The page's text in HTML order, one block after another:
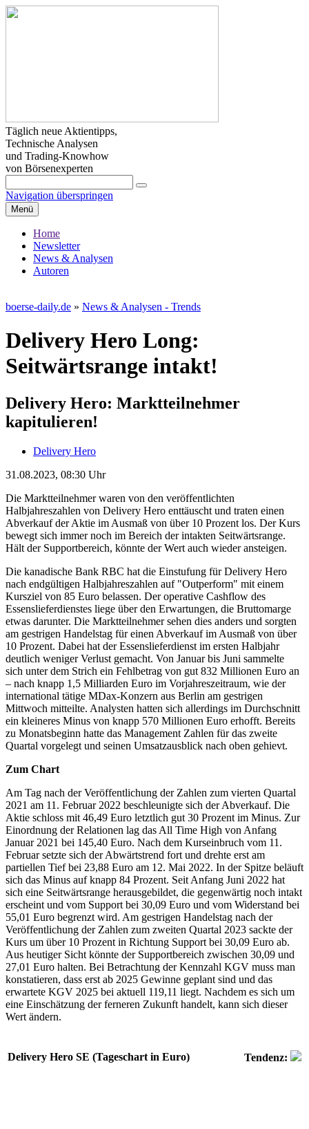
Täglich neue Aktientipps,
Technische Analysen
und Trading-Knowhow
von Börsenexperten
Navigation überspringen
Menü
Home
Newsletter
News & Analysen
Autoren
boerse-daily.de » News & Analysen - Trends
Delivery Hero Long:
Seitwärtsrange intakt!
Delivery Hero: Marktteilnehmer
kapitulieren!
Delivery Hero
31.08.2023, 08:30 Uhr
Die Marktteilnehmer waren von den veröffentlichten
Halbjahreszahlen von Delivery Hero enttäuscht und traten einen
Abverkauf der Aktie im Ausmaß von über 10 Prozent los. Der Kurs
bewegt sich immer noch im Bereich der intakten Seitwärtsrange.
Hält der Supportbereich, könnte der Wert auch wieder ansteigen.
Die kanadische Bank RBC hat die Einstufung für Delivery Hero
nach endgültigen Halbjahreszahlen auf "Outperform" mit einem
Kursziel von 85 Euro belassen. Der operative Cashflow des
Essenslieferdienstes liege über den Erwartungen, die Bruttomarge
etwas darunter. Die Marktteilnehmer sehen dies anders und sorgten
am gestrigen Handelstag für einen Abverkauf im Ausmaß von über
10 Prozent. Dabei hat der Essenslieferdienst im ersten Halbjahr
deutlich weniger Verlust gemacht. Von Januar bis Juni sammelte
sich unter dem Strich ein Fehlbetrag von gut 832 Millionen Euro an
– nach knapp 1,5 Milliarden Euro im Vorjahreszeitraum, wie der
international tätige MDax-Konzern aus Berlin am gestrigen
Mittwoch mitteilte. Analysten hatten sich allerdings im Durchschnitt
ein kleineres Minus von knapp 570 Millionen Euro erhofft. Bereits
zu Monatsbeginn hatte das Management Zahlen für das zweite
Quartal vorgelegt und seinen Umsatzausblick nach oben gehievt.
Zum Chart
Am Tag nach der Veröffentlichung der Zahlen zum vierten Quartal
2021 am 11. Februar 2022 beschleunigte sich der Abverkauf. Die
Aktie schloss mit 46,49 Euro letztlich gut 30 Prozent im Minus. Zur
Einordnung der Relationen lag das All Time High von Anfang
Januar 2021 bei 145,40 Euro. Nach dem Kurseinbruch vom 11.
Februar setzte sich der Abwärtstrend fort und drehte erst am
partiellen Tief bei 23,88 Euro am 12. Mai 2022. In der Spitze beläuft
sich das Minus auf knapp 84 Prozent. Seit Anfang Juni 2022 hat
sich eine Seitwärtsrange herausgebildet, die gegenwärtig noch intakt
erscheint und vom Support bei 30,09 Euro und vom Widerstand bei
55,01 Euro begrenzt wird. Am gestrigen Handelstag nach der
Veröffentlichung der Zahlen zum zweiten Quartal 2023 sackte der
Kurs um über 10 Prozent in Richtung Support bei 30,09 Euro ab.
Aus heutiger Sicht könnte der Supportbereich zwischen 30,09 und
27,01 Euro halten. Bei Betrachtung der Kennzahl KGV muss man
konstatieren, dass erst ab 2025 Gewinne geplant sind und das
erwartete KGV 2025 bei aktuell 119,11 liegt. Nachdem es sich um
eine Einschätzung der ferneren Zukunft handelt, kann sich dieser
Wert ändern.
Delivery Hero SE (Tageschart in Euro) Tendenz: